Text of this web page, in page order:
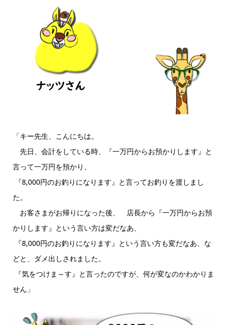
「キー先生、こんにちは。
先日、会計をしている時、『一万円からお預かりします』と
言って一万円を預かり、
『8,000円のお釣りになります』と言ってお釣りを渡しまし
た。
お客さまがお帰りになった後、 店長から『一万円からお預
かりします』という言い方は変だなあ、
『8,000円のお釣りになります』という言い方も変だなあ、な
どと、ダメ出しされました。
『気をつけま～す』と言ったのですが、何が変なのかわかりま
せん」